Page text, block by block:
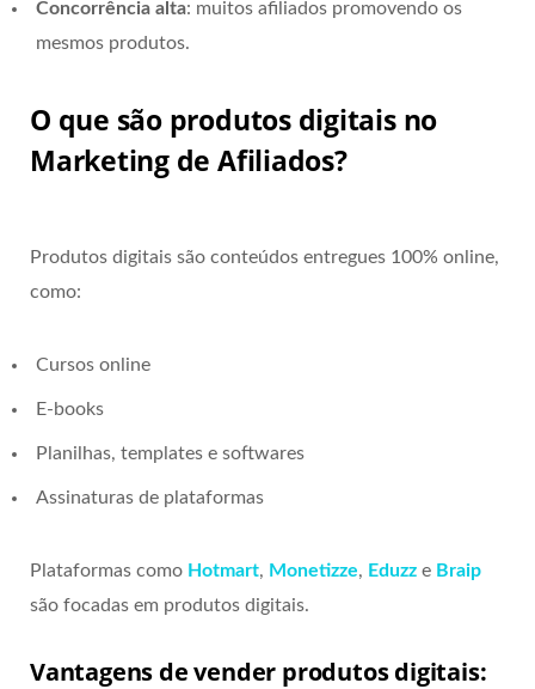
Concorrência alta: muitos afiliados promovendo os
mesmos produtos.
O que são produtos digitais no
Marketing de Afiliados?
Produtos digitais são conteúdos entregues 100% online,
como:
Cursos online
E-books
Planilhas, templates e softwares
Assinaturas de plataformas
Plataformas como Hotmart, Monetizze, Eduzz e Braip
são focadas em produtos digitais.
Vantagens de vender produtos digitais: